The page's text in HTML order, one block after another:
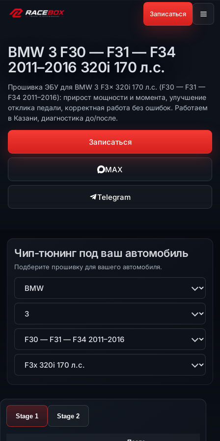
Записаться
BMW 3 F30 — F31 — F34
2011–2016 320i 170 л.с.
Прошивка ЭБУ для BMW 3 F3x 320i 170 л.с. (F30 — F31 —
F34 2011–2016): прирост мощности и момента, улучшение
отклика педали, корректная работа без ошибок. Работаем
в Казани, диагностика до/после.
Записаться
MAX
Telegram
Чип-тюнинг под ваш автомобиль
Подберите прошивку для вашего автомобиля.
Марка
Модель
Поколение
Двигатель
Stage 1 Stage 2